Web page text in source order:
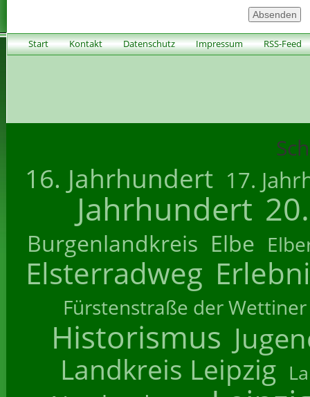
Start Kontakt Datenschutz Impressum RSS-Feed
16. Jahrhundert 17.
Jahrhundert
Burgenlandkreis Elbe
Elsterradweg
Fürstenstraße der Wettiner
Historismus
Landkreis Leipzig